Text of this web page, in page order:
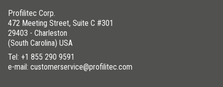
Profilitec Corp.
472 Meeting Street, Suite C #301
29403 - Charleston
(South Carolina) USA
Tel: +1 855 290 9591
e-mail: customerservice@profilitec.com